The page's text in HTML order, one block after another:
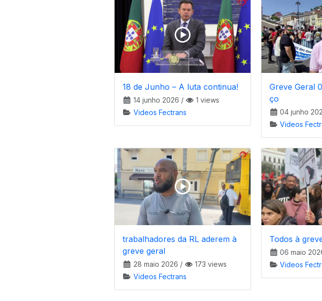
18 de Junho – A luta continua!
14 junho 2026 /
1 views
Videos Fectrans
Greve Geral
ço
04 junho
Videos
trabalhadores da RL aderem à
greve geral
28 maio 2026 /
173 views
Videos Fectrans
Todos à
06 maio
Videos